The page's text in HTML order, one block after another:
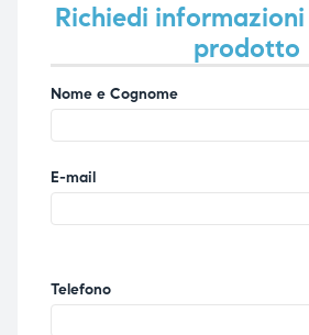
Richiedi
prodotto
Nome e Cognome
E-mail
Telefono